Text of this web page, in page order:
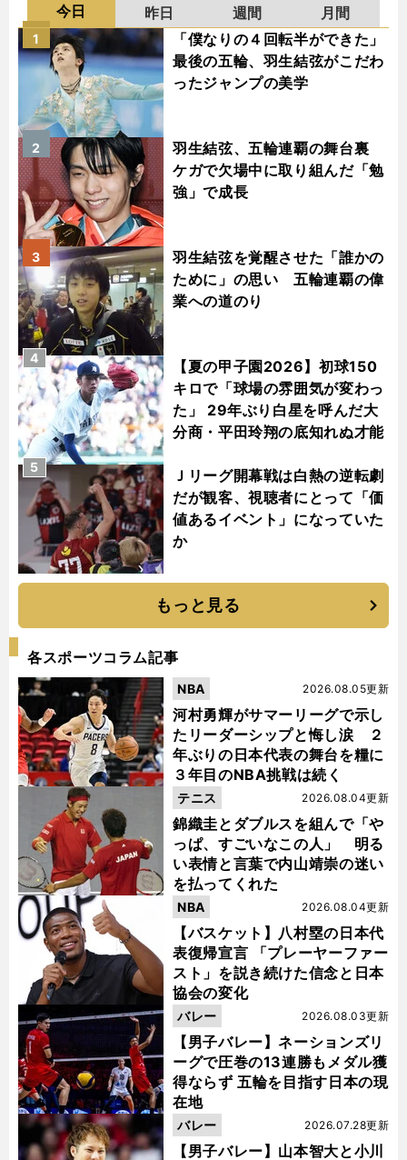
今日 昨日 週間
月間
「僕なりの４回転半ができた」
最後の五輪、羽生結弦がこだわ
ったジャンプの美学
1
羽生結弦、五輪連覇の舞台裏
ケガで欠場中に取り組んだ「勉
強」で成長
2
羽生結弦を覚醒させた「誰かの
ために」の思い 五輪連覇の偉
業への道のり
3
【夏の甲子園2026】初球150
キロで「球場の雰囲気が変わっ
た」 29年ぶり白星を呼んだ大
分商・平田玲翔の底知れぬ才能
4
Ｊリーグ開幕戦は白熱の逆転劇
だが観客、視聴者にとって「価
値あるイベント」になっていた
か
5
もっと見る
各スポーツコラム記事
河村勇輝がサマーリーグで示し
たリーダーシップと悔し涙 ２
年ぶりの日本代表の舞台を糧に
３年目のNBA挑戦は続く
2026.08.05更新
NBA
錦織圭とダブルスを組んで「や
っぱ、すごいなこの人」 明る
い表情と言葉で内山靖崇の迷い
を払ってくれた
2026.08.04更新
テニス
【バスケット】八村塁の日本代
表復帰宣言 「プレーヤーファー
スト」を説き続けた信念と日本
協会の変化
2026.08.04更新
NBA
【男子バレー】ネーションズリ
ーグで圧巻の13連勝もメダル獲
得ならず 五輪を目指す日本の現
在地
2026.08.03更新
バレー
【男子バレー】山本智大と小川
2026.07.28更新
バレー